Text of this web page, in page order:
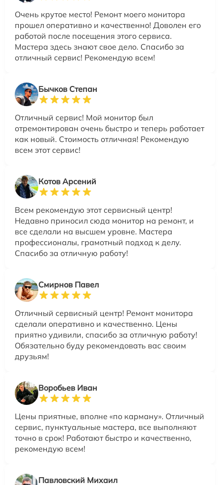
Очень крутое место! Ремонт моего монитора
прошел оперативно и качественно! Доволен его
работой после посещения этого сервиса.
Мастера здесь знают свое дело. Спасибо за
отличный сервис! Рекомендую всем!
Бычков Степан
Отличный сервис! Мой монитор был
отремонтирован очень быстро и теперь работает
как новый. Стоимость отличная! Рекомендую
всем этот сервис!
Котов Арсений
Всем рекомендую этот сервисный центр!
Недавно приносил сюда монитор на ремонт, и
все сделали на высшем уровне. Мастера
профессионалы, грамотный подход к делу.
Спасибо за отличную работу!
Смирнов Павел
Отличный сервисный центр! Ремонт монитора
сделали оперативно и качественно. Цены
приятно удивили, спасибо за отличную работу!
Обязательно буду рекомендовать вас своим
друзьям!
Воробьев Иван
Цены приятные, вполне «по карману». Отличный
сервис, пунктуальные мастера, все выполняют
точно в срок! Работают быстро и качественно,
рекомендую всем!
Павловский Михаил